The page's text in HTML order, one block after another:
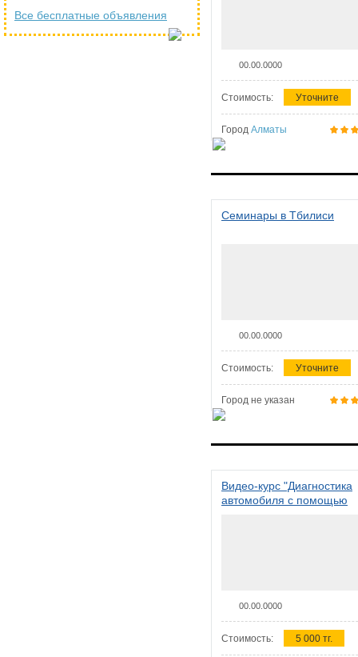
Все бесплатные объявления
00.00.0000
Стоимость: Уточните
Город Алматы
Семинары в Тбилиси
00.00.0000
Стоимость: Уточните
Город не указан
Видео-курс "Диагностика
автомобиля с помощью
00.00.0000
Стоимость: 5 000 тг.